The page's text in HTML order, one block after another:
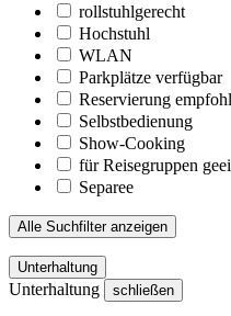
rollstuhlgerecht
Hochstuhl
WLAN
Parkplätze verfügbar
Reservierung
Selbstbedienung
Show-Cooking
für Reisegruppen
Separee
Alle Suchfilter anzeigen
Unterhaltung
Unterhaltung schließen